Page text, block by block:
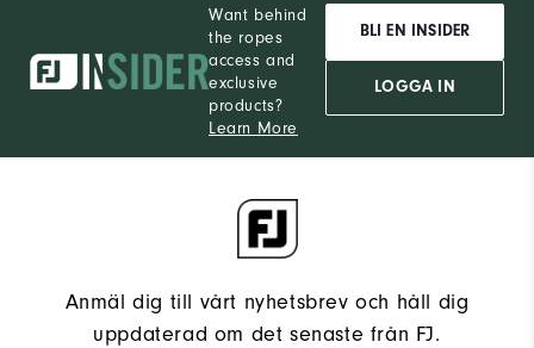
Want behind
the ropes
access and
exclusive
products?
Learn More
BLI EN INSIDER
LOGGA IN
Anmäl dig till vårt nyhetsbrev och håll dig
uppdaterad om det senaste från FJ.